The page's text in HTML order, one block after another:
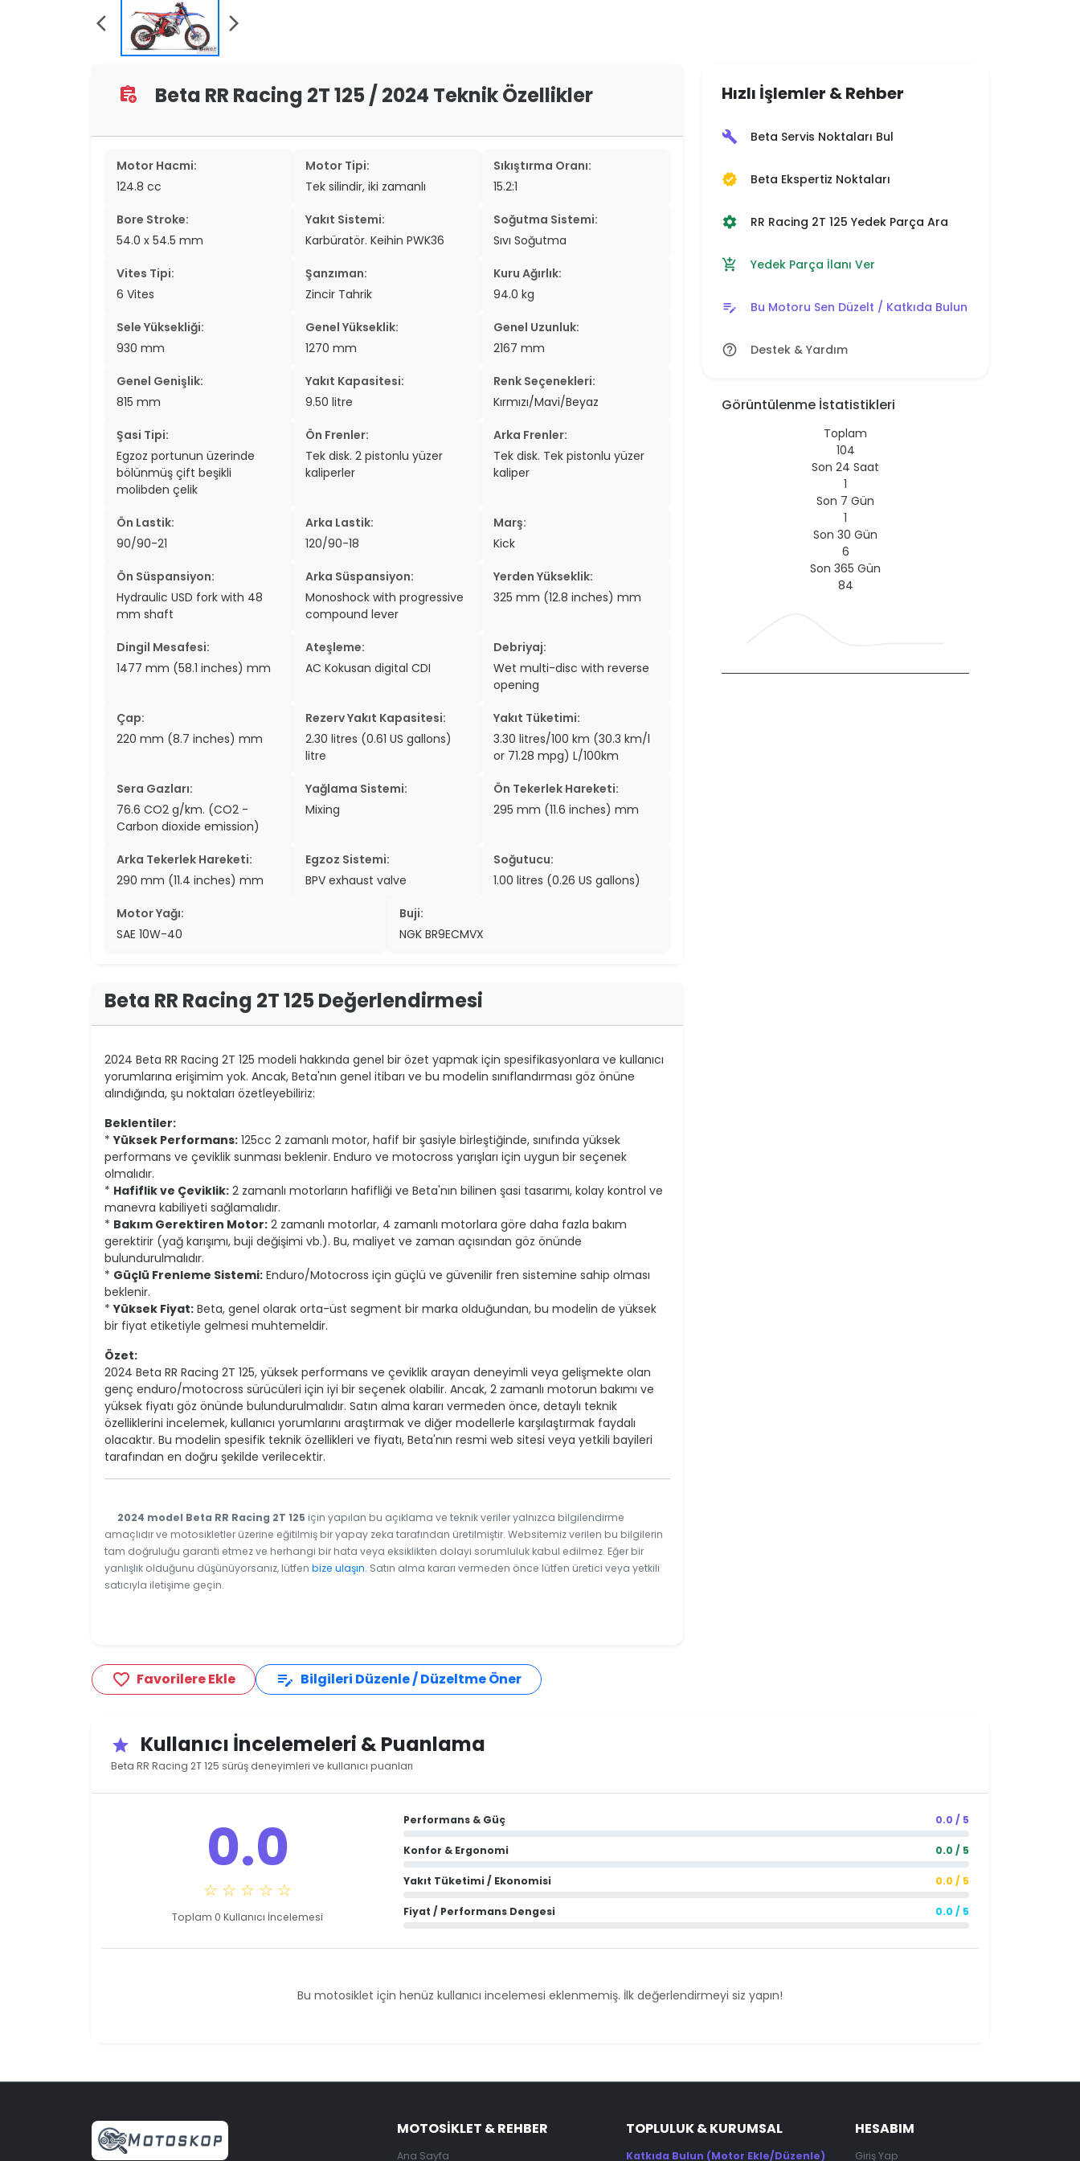
grid_view
arrow_back_ios arrow_forward_ios
assignment_add Beta RR Racing 2T 125 / 2024 Teknik Özellikler
Motor Hacmi:
124.8 cc
Motor Tipi:
Tek silindir, iki zamanlı
Sıkıştırma Oranı:
15.2:1
Bore Stroke:
54.0 x 54.5 mm
Yakıt Sistemi:
Karbüratör. Keihin PWK36
Soğutma Sistemi:
Sıvı Soğutma
Vites Tipi:
6 Vites
Şanzıman:
Zincir Tahrik
Kuru Ağırlık:
94.0 kg
Sele Yüksekliği:
930 mm
Genel Yükseklik:
1270 mm
Genel Uzunluk:
2167 mm
Genel Genişlik:
815 mm
Yakıt Kapasitesi:
9.50 litre
Renk Seçenekleri:
Kırmızı/Mavi/Beyaz
Şasi Tipi:
Egzoz portunun üzerinde
bölünmüş çift beşikli
molibden çelik
Ön Frenler:
Tek disk. 2 pistonlu yüzer
kaliperler
Arka Frenler:
Tek disk. Tek pistonlu yüzer
kaliper
Ön Lastik:
90/90-21
Arka Lastik:
120/90-18
Marş:
Kick
Ön Süspansiyon:
Hydraulic USD fork with 48
mm shaft
Arka Süspansiyon:
Monoshock with progressive
compound lever
Yerden Yükseklik:
325 mm (12.8 inches) mm
Dingil Mesafesi:
1477 mm (58.1 inches) mm
Ateşleme:
AC Kokusan digital CDI
Debriyaj:
Wet multi-disc with reverse
opening
Çap:
220 mm (8.7 inches) mm
Rezerv Yakıt Kapasitesi:
2.30 litres (0.61 US gallons)
litre
Yakıt Tüketimi:
3.30 litres/100 km (30.3 km/l
or 71.28 mpg) L/100km
Sera Gazları:
76.6 CO2 g/km. (CO2 -
Carbon dioxide emission)
Yağlama Sistemi:
Mixing
Ön Tekerlek Hareketi:
295 mm (11.6 inches) mm
Arka Tekerlek Hareketi:
290 mm (11.4 inches) mm
Egzoz Sistemi:
BPV exhaust valve
Soğutucu:
1.00 litres (0.26 US gallons)
Motor Yağı:
SAE 10W-40
Buji:
NGK BR9ECMVX
Beta RR Racing 2T 125 Değerlendirmesi
2024 Beta RR Racing 2T 125 modeli hakkında genel bir özet yapmak için spesifikasyonlara ve kullanıcı
yorumlarına erişimim yok. Ancak, Beta'nın genel itibarı ve bu modelin sınıflandırması göz önüne
alındığında, şu noktaları özetleyebiliriz:
Beklentiler:
*Yüksek Performans: 125cc 2 zamanlı motor, hafif bir şasiyle birleştiğinde, sınıfında yüksek
performans ve çeviklik sunması beklenir. Enduro ve motocross yarışları için uygun bir seçenek
olmalıdır.
* Hafiflik ve Çeviklik: 2 zamanlı motorların hafifliği ve Beta'nın bilinen şasi tasarımı, kolay kontrol ve
manevra kabiliyeti sağlamalıdır.
* Bakım Gerektiren Motor: 2 zamanlı motorlar, 4 zamanlı motorlara göre daha fazla bakım
gerektirir (yağ karışımı, buji değişimi vb.). Bu, maliyet ve zaman açısından göz önünde
bulundurulmalıdır.
* Güçlü Frenleme Sistemi: Enduro/Motocross için güçlü ve güvenilir fren sistemine sahip olması
beklenir.
*Yüksek Fiyat: Beta, genel olarak orta-üst segment bir marka olduğundan, bu modelin de yüksek
bir fiyat etiketiyle gelmesi muhtemeldir.
Özet:
2024 Beta RR Racing 2T 125, yüksek performans ve çeviklik arayan deneyimli veya gelişmekte olan
genç enduro/motocross sürücüleri için iyi bir seçenek olabilir. Ancak, 2 zamanlı motorun bakımı ve
yüksek fiyatı göz önünde bulundurulmalıdır. Satın alma kararı vermeden önce, detaylı teknik
özelliklerini incelemek, kullanıcı yorumlarını araştırmak ve diğer modellerle karşılaştırmak faydalı
olacaktır. Bu modelin spesifik teknik özellikleri ve fiyatı, Beta'nın resmi web sitesi veya yetkili bayileri
tarafından en doğru şekilde verilecektir.
2024 model Beta RR Racing 2T 125 için yapılan bu açıklama ve teknik veriler yalnızca bilgilendirme
amaçlıdır ve motosikletler üzerine eğitilmiş bir yapay zeka tarafından üretilmiştir. Websitemiz verilen bu bilgilerin
tam doğruluğu garanti etmez ve herhangi bir hata veya eksiklikten dolayı sorumluluk kabul edilmez. Eğer bir
yanlışlık olduğunu düşünüyorsanız, lütfen bize ulaşın. Satın alma kararı vermeden önce lütfen üretici veya yetkili
satıcıyla iletişime geçin.
Hızlı İşlemler & Rehber
build Beta Servis Noktaları Bul
verified Beta Ekspertiz Noktaları
settings RR Racing 2T 125 Yedek Parça Ara
add_shopping_cart Yedek Parça İlanı Ver
edit_note Bu Motoru Sen Düzelt / Katkıda Bulun
help_outline Destek & Yardım
Görüntülenme İstatistikleri
Toplam
104
Son 24 Saat
1
Son 7 Gün
1
Son 30 Gün
6
Son 365 Gün
84
favorite_border Favorilere Ekle edit_note Bilgileri Düzenle / Düzeltme Öner
star Kullanıcı İncelemeleri & Puanlama
Beta RR Racing 2T 125 sürüş deneyimleri ve kullanıcı puanları
0.0
☆ ☆ ☆ ☆ ☆
Toplam 0 Kullanıcı İncelemesi
Performans & Güç 0.0 / 5
Konfor & Ergonomi 0.0 / 5
Yakıt Tüketimi / Ekonomisi 0.0 / 5
Fiyat / Performans Dengesi 0.0 / 5
Bu motosiklet için henüz kullanıcı incelemesi eklenmemiş. İlk değerlendirmeyi siz yapın!
MOTOSIKLET & REHBER
Ana Sayfa
TOPLULUK & KURUMSAL
Katkıda Bulun (Motor Ekle/Düzenle)
HESABIM
Giriş Yap